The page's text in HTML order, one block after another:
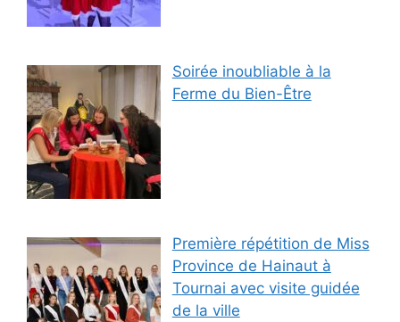
Soirée inoubliable à la
Ferme du Bien-Être
Première répétition de Miss
Province de Hainaut à
Tournai avec visite guidée
de la ville